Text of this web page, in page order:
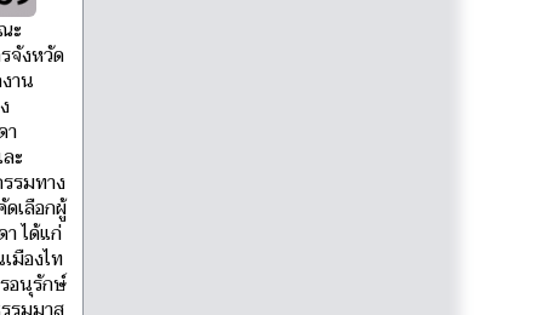
ะ
จังหวัด
าน
า
ะ
รมทาง
เลือกผู้
ได้แก่
มืองไท
อนุรักษ์